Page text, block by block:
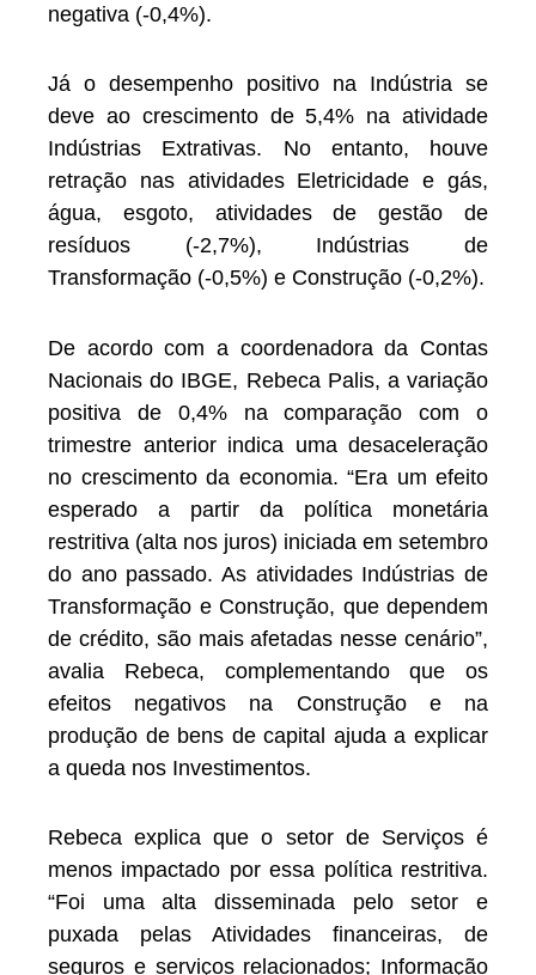
negativa (-0,4%).
Já o desempenho positivo na Indústria se
deve ao crescimento de 5,4% na atividade
Indústrias Extrativas. No entanto, houve
retração nas atividades Eletricidade e gás,
água, esgoto, atividades de gestão de
resíduos (-2,7%), Indústrias de
Transformação (-0,5%) e Construção (-0,2%).
De acordo com a coordenadora da Contas
Nacionais do IBGE, Rebeca Palis, a variação
positiva de 0,4% na comparação com o
trimestre anterior indica uma desaceleração
no crescimento da economia. “Era um efeito
esperado a partir da política monetária
restritiva (alta nos juros) iniciada em setembro
do ano passado. As atividades Indústrias de
Transformação e Construção, que dependem
de crédito, são mais afetadas nesse cenário”,
avalia Rebeca, complementando que os
efeitos negativos na Construção e na
produção de bens de capital ajuda a explicar
a queda nos Investimentos.
Rebeca explica que o setor de Serviços é
menos impactado por essa política restritiva.
“Foi uma alta disseminada pelo setor e
puxada pelas Atividades financeiras, de
seguros e serviços relacionados; Informação